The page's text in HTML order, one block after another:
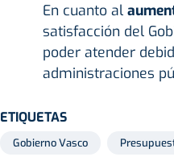
En cuanto al
satisfacción del
poder atender
administraciones
ETIQUETAS
Gobierno Vasco